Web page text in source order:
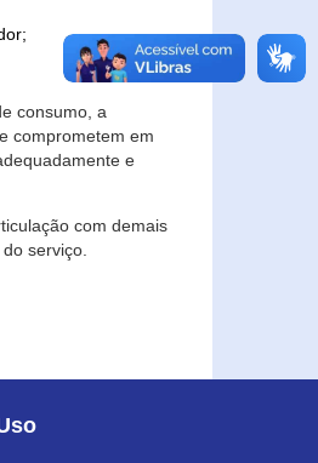
consumo, a
comprometem em
e
com demais
serviço.